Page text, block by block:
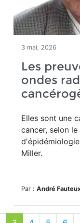
3 mai, 2026
Les
ondes
Elles sont une
cancer, selon
Miller.
Par : André